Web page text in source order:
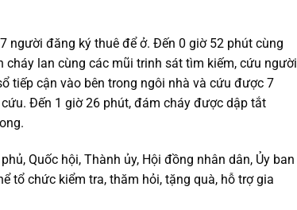
người đăng ký thuê để ở. Đến 0 giờ 52 phút cùng
cháy lan cùng các mũi trinh sát tìm kiếm, cứu người
tiếp cận vào bên trong ngôi nhà và cứu được 7
Đến 1 giờ 26 phút, đám cháy được dập tắt
Quốc hội, Thành ủy, Hội đồng nhân dân, Ủy ban
tổ chức kiểm tra, thăm hỏi, tặng quà, hỗ trợ gia